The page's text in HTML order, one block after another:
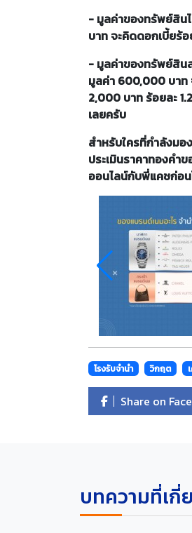
- มูลค่าของทรัพย์สิน
บาท จะคิดดอกเบี้ยร้
- มูลค่าของทรัพย์สิน
มูลค่า 600,000 บาท
2,000 บาท ร้อยละ
เลยครับ
สำหรับใครที่กำลังมอ
ประเมินราคาทองคำ
ออนไลน์กับพี่แคชก่อ
โรงรับจำนำ วิกฤต
Share on
บทความที่เกี่